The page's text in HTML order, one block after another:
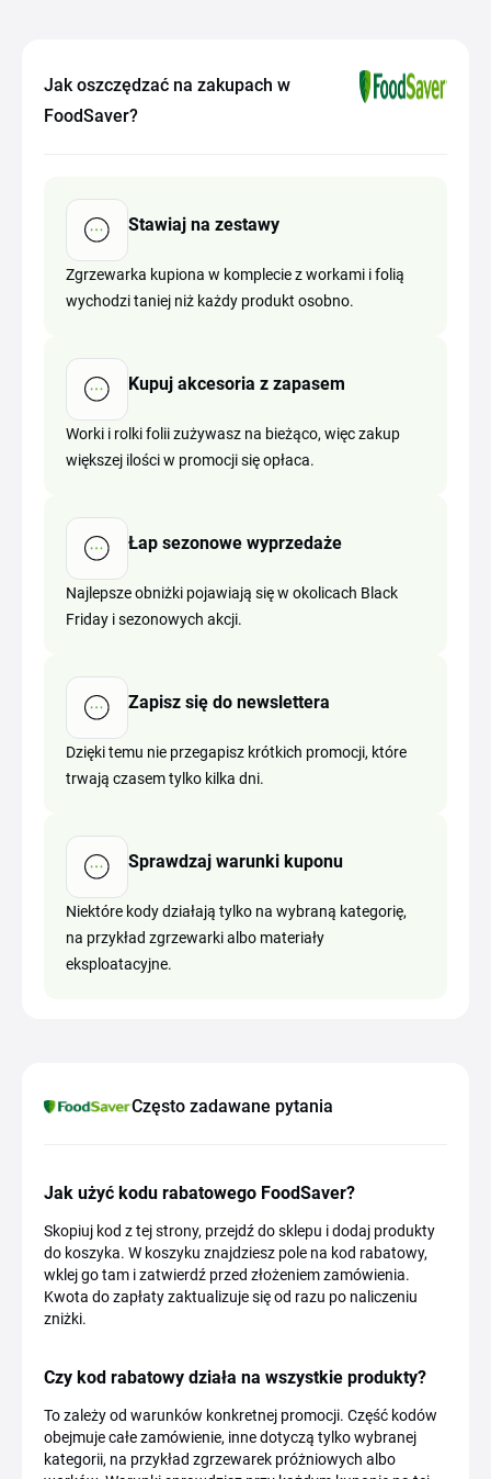
Jak oszczędzać na zakupach w
FoodSaver?
Stawiaj na zestawy
Zgrzewarka kupiona w komplecie z workami i folią
wychodzi taniej niż każdy produkt osobno.
Kupuj akcesoria z zapasem
Worki i rolki folii zużywasz na bieżąco, więc zakup
większej ilości w promocji się opłaca.
Łap sezonowe wyprzedaże
Najlepsze obniżki pojawiają się w okolicach Black
Friday i sezonowych akcji.
Zapisz się do newslettera
Dzięki temu nie przegapisz krótkich promocji, które
trwają czasem tylko kilka dni.
Sprawdzaj warunki kuponu
Niektóre kody działają tylko na wybraną kategorię,
na przykład zgrzewarki albo materiały
eksploatacyjne.
Często zadawane pytania
Jak użyć kodu rabatowego FoodSaver?
Skopiuj kod z tej strony, przejdź do sklepu i dodaj produkty
do koszyka. W koszyku znajdziesz pole na kod rabatowy,
wklej go tam i zatwierdź przed złożeniem zamówienia.
Kwota do zapłaty zaktualizuje się od razu po naliczeniu
zniżki.
Czy kod rabatowy działa na wszystkie produkty?
To zależy od warunków konkretnej promocji. Część kodów
obejmuje całe zamówienie, inne dotyczą tylko wybranej
kategorii, na przykład zgrzewarek próżniowych albo